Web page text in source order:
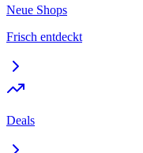
Neue Shops
Frisch entdeckt
Deals